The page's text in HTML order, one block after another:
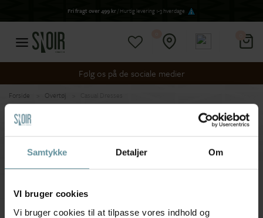
Samtykke Detaljer Om
VI bruger cookies
Vi bruger cookies til at tilpasse vores indhold og
Fri fragt over 499 kr/ Hurtig levering 1-3 hverdage
Følg os på de sociale medier
Forside Overtøj
Sorter efter
Casual Dresses